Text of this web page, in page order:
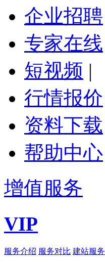
企业招聘
专家在线
短视频 |
行情报价
资料下载
帮助中心
增值服务
VIP
服务介绍 服务对比 建站服务